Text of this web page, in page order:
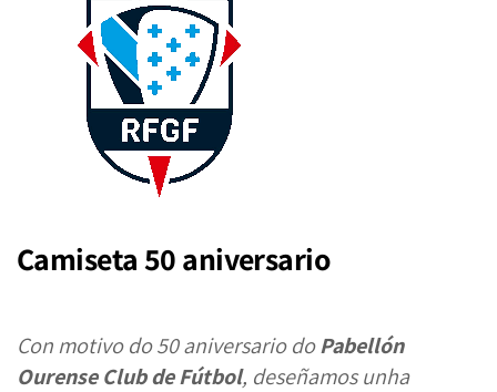
Camiseta 50 aniversario
Con motivo do 50 aniversario doPabellón
Ourense Club de Fútbol, deseñamos unha